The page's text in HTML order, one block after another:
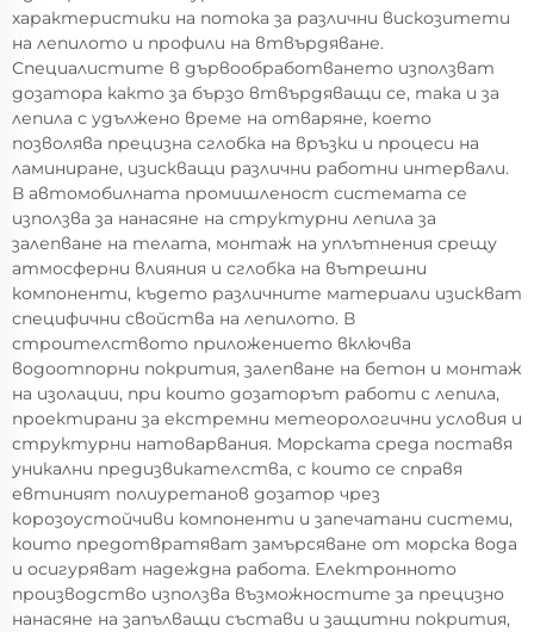
характеристики на потока за различни вискозитети
на лепилото и профили на втвърдяване.
Специалистите в дървообработването използват
дозатора както за бързо втвърдяващи се, така и за
лепила с удължено време на отваряне, което
позволява прецизна сглобка на връзки и процеси на
ламиниране, изискващи различни работни интервали.
В автомобилната промишленост системата се
използва за нанасяне на структурни лепила за
залепване на телата, монтаж на уплътнения срещу
атмосферни влияния и сглобка на вътрешни
компоненти, където различните материали изискват
специфични свойства на лепилото. В
строителството приложението включва
водоотпорни покрития, залепване на бетон и монтаж
на изолации, при които дозаторът работи с лепила,
проектирани за екстремни метеорологични условия и
структурни натоварвания. Морската среда поставя
уникални предизвикателства, с които се справя
евтиният полиуретанов дозатор чрез
корозоустойчиви компоненти и запечатани системи,
които предотвратяват замърсяване от морска вода
и осигуряват надеждна работа. Електронното
производство използва възможностите за прецизно
нанасяне на запълващи състави и защитни покрития,